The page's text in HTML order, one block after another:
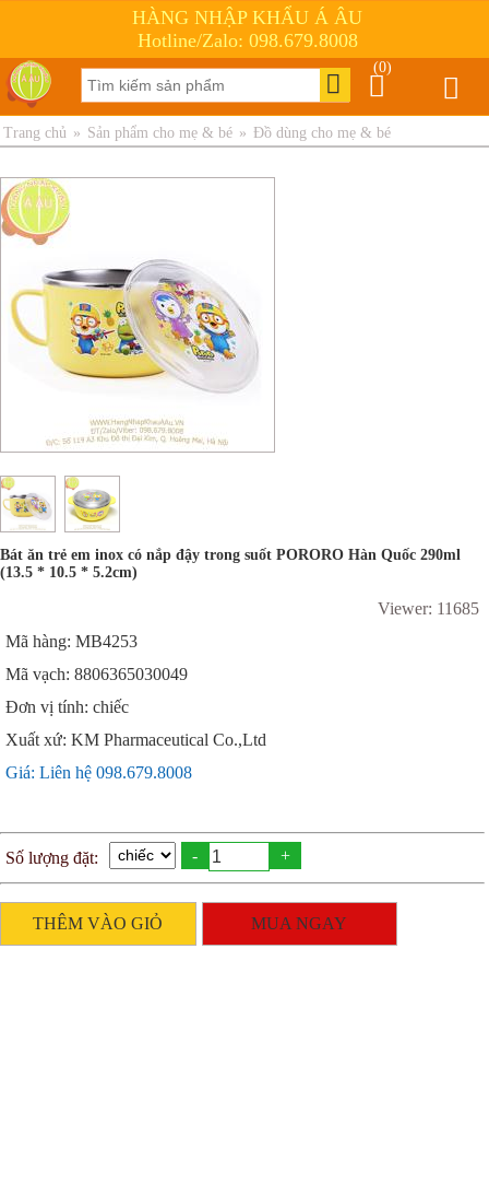
HÀNG NHẬP KHẨU Á ÂU
Hotline/Zalo: 098.679.8008
(0)
Trang chủ » Sản phẩm cho mẹ & bé » Đồ dùng cho mẹ & bé
Bát ăn trẻ em inox có nắp đậy trong suốt PORORO Hàn Quốc 290ml
(13.5 * 10.5 * 5.2cm)
Viewer: 11685
Mã hàng: MB4253
Mã vạch: 8806365030049
Đơn vị tính: chiếc
Xuất xứ: KM Pharmaceutical Co.,Ltd
Giá: Liên hệ 098.679.8008
Số lượng đặt: - +
THÊM VÀO GIỎ MUA NGAY